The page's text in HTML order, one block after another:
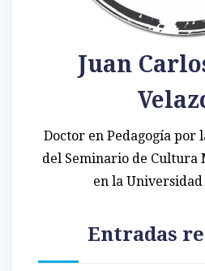
Juan
Doctor en Pedagogía por
del Seminario de Cultura
en la Universidad
Entradas